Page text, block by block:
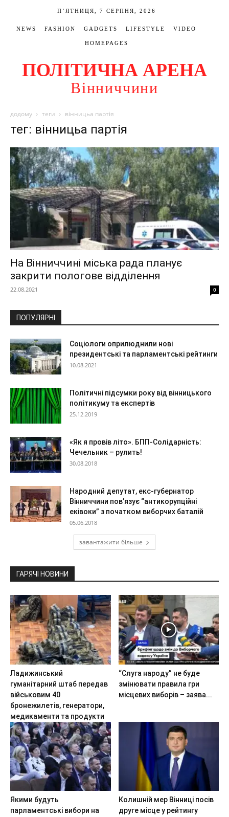
П’ЯТНИЦЯ, 7 СЕРПНЯ, 2026
NEWS FASHION GADGETS LIFESTYLE VIDEO
HOMEPAGES
ПОЛІТИЧНА АРЕНА
Вінниччини
додому теги вінницьа партія
тег: вінницьа партія
На Вінниччині міська рада планує
закрити пологове відділення
22.08.2021 0
ПОПУЛЯРНІ
Соціологи оприлюднили нові
президентські та парламентські рейтинги
10.08.2021
Політичні підсумки року від вінницького
політикуму та експертів
25.12.2019
«Як я провів літо». БПП-Солідарність:
Чечельник – рулить!
30.08.2018
Народний депутат, екс-губернатор
Вінниччини пов’язує “антикорупційні
еківоки” з початком виборчих баталій
05.06.2018
завантажити більше
ГАРЯЧІ НОВИНИ
Ладижинський
гуманітарний штаб передав
військовим 40
бронежилетів, генератори,
медикаменти та продукти
“Слуга народу” не буде
змінювати правила гри
місцевих виборів – заява...
Якими будуть
парламентські вибори на
Колишній мер Вінниці посів
друге місце у рейтингу